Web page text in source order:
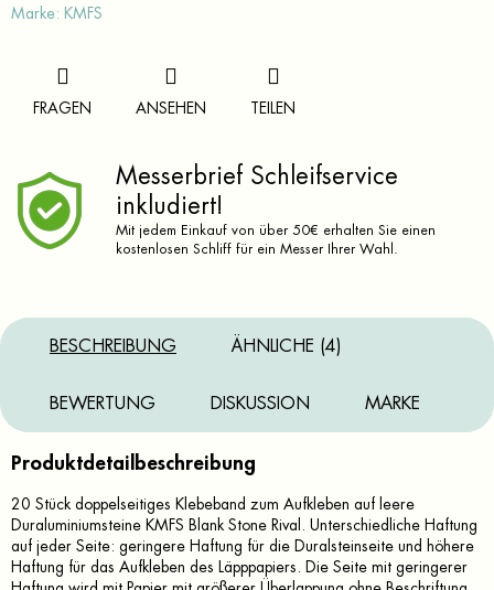
Marke: KMFS
FRAGEN ANSEHEN TEILEN
Messerbrief Schleifservice
inkludiert!
Mit jedem Einkauf von über 50€ erhalten Sie einen
kostenlosen Schliff für ein Messer Ihrer Wahl.
BESCHREIBUNG ÄHNLICHE (4)
BEWERTUNG DISKUSSION MARKE
Produktdetailbeschreibung
20 Stück doppelseitiges Klebeband zum Aufkleben auf leere
Duraluminiumsteine KMFS Blank Stone Rival. Unterschiedliche Haftung
auf jeder Seite: geringere Haftung für die Duralsteinseite und höhere
Haftung für das Aufkleben des Läpppapiers. Die Seite mit geringerer